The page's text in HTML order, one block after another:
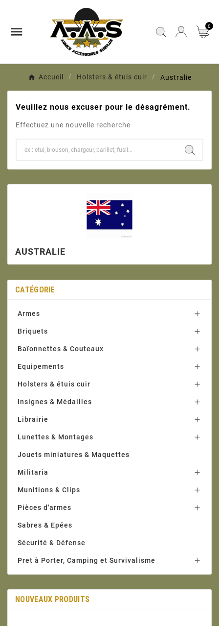
 0
Accueil Holsters & étuis cuir Australie
Veuillez nous excuser pour le désagrément.
Effectuez une nouvelle recherche
AUSTRALIE
CATÉGORIE
Armes 
Briquets 
Baïonnettes & Couteaux 
Equipements 
Holsters & étuis cuir 
Insignes & Médailles 
Librairie 
Lunettes & Montages 
Jouets miniatures & Maquettes
Militaria 
Munitions & Clips 
Pièces d'armes 
Sabres & Epées
Sécurité & Défense
Pret à Porter, Camping et Survivalisme 
NOUVEAUX PRODUITS